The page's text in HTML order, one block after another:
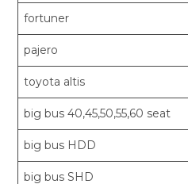
fortuner
pajero
toyota altis
big bus 40,45,50,55,60 seat
big bus HDD
big bus SHD